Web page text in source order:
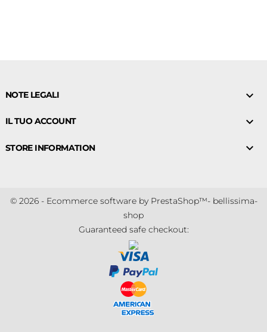
NOTE LEGALI 
IL TUO ACCOUNT 
STORE INFORMATION 
© 2026 - Ecommerce software by PrestaShop™- bellissima-
shop
Guaranteed safe checkout: